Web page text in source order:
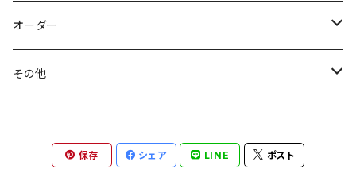
トートバッグ
ポーチ
チャーム・ブローチ
ステッカー
ポストカード
オーダー
and Charlie
その他
ブローチ
保存 シェア LINE ポスト